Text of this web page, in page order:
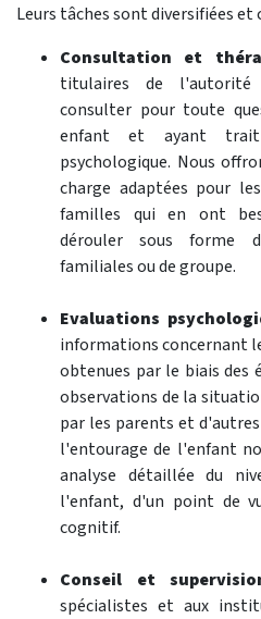
Leurs tâches sont diversifiées et
Consultation et
titulaires de l'autorité
consulter pour toute
enfant et ayant trait
psychologique. Nous
charge adaptées pour
familles qui en ont
dérouler sous forme
familiales ou de groupe.
Evaluations
informations concernant
obtenues par le biais des
observations de la
par les parents et
l'entourage de l'enfant
analyse détaillée du
l'enfant, d'un point de
cognitif.
Conseil et
spécialistes et aux